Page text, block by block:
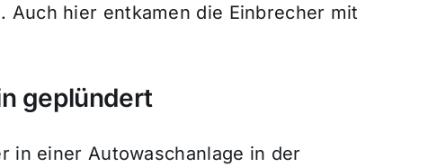
Auch hier entkamen die Einbrecher mit
geplündert
in einer Autowaschanlage in der